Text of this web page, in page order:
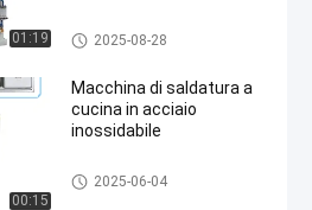
01:19
cucitura con larghezza
da 5 a 20 mm
macchina della saldatura cont
inua
2025-08-28
00:15
Macchina di saldatura a
cucina in acciaio
inossidabile
macchina della saldatura cont
inua
2025-06-04